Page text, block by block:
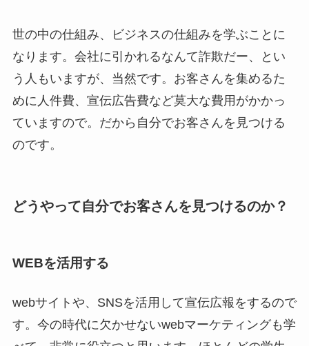
世の中の仕組み、ビジネスの仕組みを学ぶことに
なります。会社に引かれるなんて詐欺だー、とい
う人もいますが、当然です。お客さんを集めるた
めに人件費、宣伝広告費など莫大な費用がかかっ
ていますので。だから自分でお客さんを見つける
のです。
どうやって自分でお客さんを見つけるのか？
WEBを活用する
webサイトや、SNSを活用して宣伝広報をするので
す。今の時代に欠かせないwebマーケティングも学